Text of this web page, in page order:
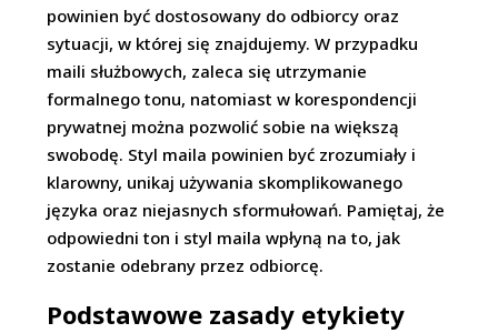
powinien być dostosowany do odbiorcy oraz
sytuacji, w której się znajdujemy. W przypadku
maili służbowych, zaleca się utrzymanie
formalnego tonu, natomiast w korespondencji
prywatnej można pozwolić sobie na większą
swobodę. Styl maila powinien być zrozumiały i
klarowny, unikaj używania skomplikowanego
języka oraz niejasnych sformułowań. Pamiętaj, że
odpowiedni ton i styl maila wpłyną na to, jak
zostanie odebrany przez odbiorcę.
Podstawowe zasady etykiety